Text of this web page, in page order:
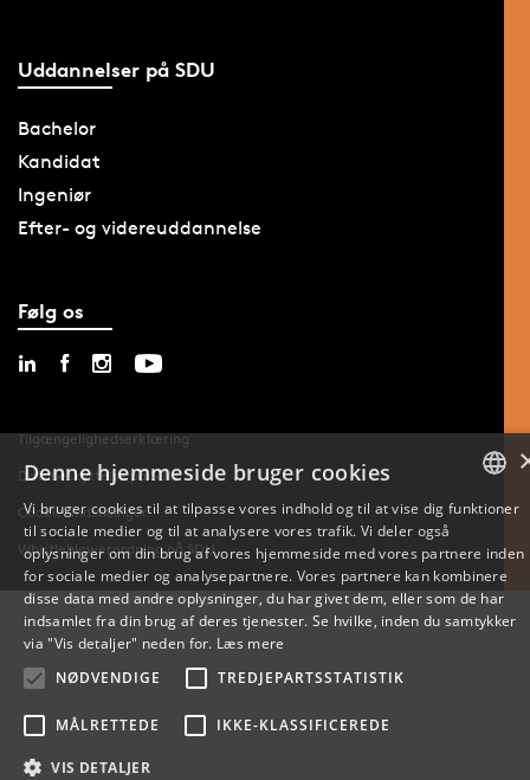
Uddannelser på SDU
Bachelor
Kandidat
Ingeniør
Efter- og videreuddannelse
Følg os
Tilgængelighedserklæring
Databeskyttelse på SDU
Cookie-indstillinger
Whistleblowerordning på SDU
ENGLISH
Denne hjemmeside bruger cookies
Vi bruger cookies til at tilpasse vores indhold og til at vise dig funktioner
til sociale medier og til at analysere vores trafik. Vi deler også
oplysninger om din brug af vores hjemmeside med vores partnere inden
for sociale medier og analysepartnere. Vores partnere kan kombinere
disse data med andre oplysninger, du har givet dem, eller som de har
indsamlet fra din brug af deres tjenester. Se hvilke, inden du samtykker
via "Vis detaljer" neden for. Læs mere
NØDVENDIGE
TREDJEPARTSSTATISTIK
MÅLRETTEDE IKKE-KLASSIFICEREDE
VIS DETALJER